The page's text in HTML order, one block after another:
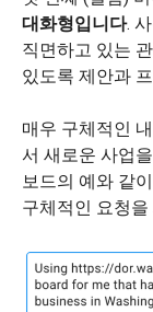
대화형입니다.
직면하고 있는
있도록 제안과
매우 구체적인
서 새로운 사업
보드의 예와 같
구체적인 요청